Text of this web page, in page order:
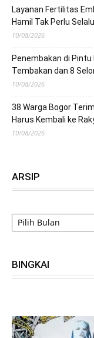
Layanan Fertilitas
Hamil Tak Perlu
10/08/2026
Penembakan di Pintu
Tembakan dan 8
10/08/2026
38 Warga Bogor
Harus Kembali ke
10/08/2026
ARSIP
ARSIP
BINGKAI